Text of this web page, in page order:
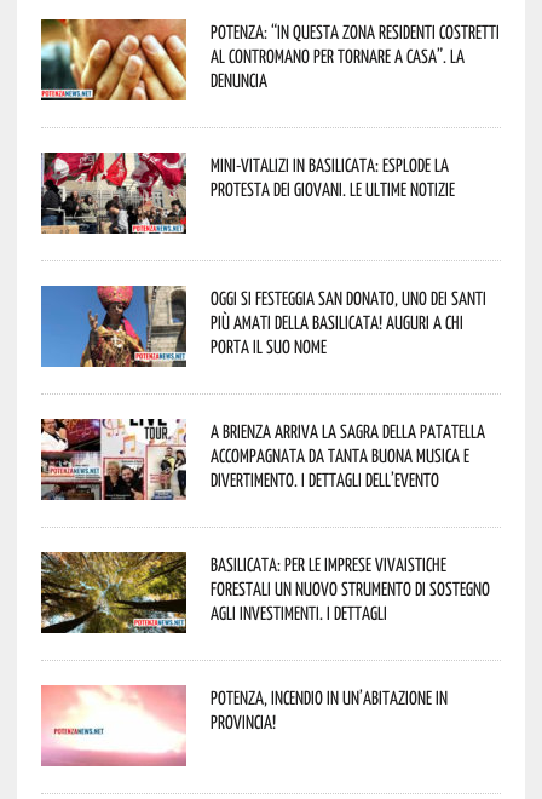
Potenza: “In questa zona residenti costretti
al contromano per tornare a casa”. La
denuncia
Mini-vitalizi in Basilicata: esplode la
protesta dei giovani. Le ultime notizie
Oggi si festeggia San Donato, uno dei Santi
più amati della Basilicata! Auguri a chi
porta il suo nome
A Brienza arriva la Sagra della Patatella
accompagnata da tanta buona musica e
divertimento. I dettagli dell’evento
Basilicata: per le imprese vivaistiche
forestali un nuovo strumento di sostegno
agli investimenti. I dettagli
Potenza, incendio in un’abitazione in
provincia!